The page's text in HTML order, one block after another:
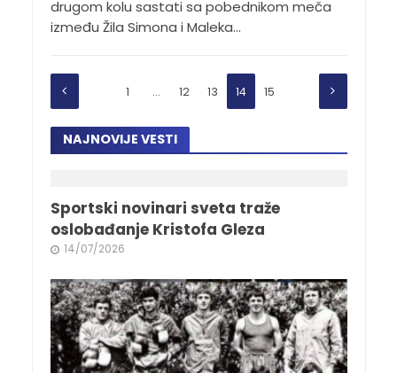
drugom kolu sastati sa pobednikom meča
između Žila Simona i Maleka...
1 … 12 13 14 15
NAJNOVIJE VESTI
Sportski novinari sveta traže
oslobađanje Kristofa Gleza
14/07/2026